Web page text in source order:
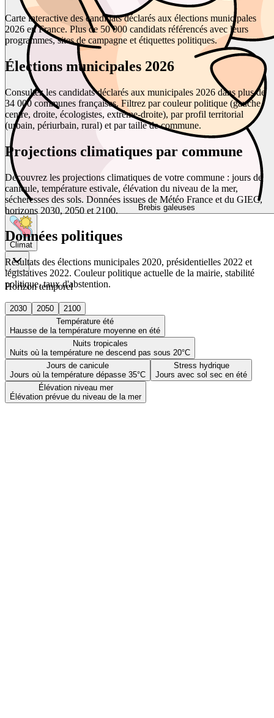
Brebis galeuses
Climat
Horizon temporel
2030 2050
2100
Température été
Hausse de la température moyenne en été
Nuits tropicales
Nuits où la température ne descend pas sous 20°C
Jours de canicule
Jours où la température dépasse 35°C
Stress hydrique
Jours avec sol sec en été
Élévation niveau mer
Élévation prévue du niveau de la mer
Carte interactive des candidats déclarés aux élections municipales
2026 en France. Plus de 50 000 candidats référencés avec leurs
programmes, sites de campagne et étiquettes politiques.
Élections municipales 2026
Consultez les candidats déclarés aux municipales 2026 dans plus de
34 000 communes françaises. Filtrez par couleur politique (gauche,
centre, droite, écologistes, extrême-droite), par profil territorial
(urbain, périurbain, rural) et par taille de commune.
Projections climatiques par commune
Découvrez les projections climatiques de votre commune : jours de
canicule, température estivale, élévation du niveau de la mer,
sécheresses des sols. Données issues de Météo France et du GIEC,
horizons 2030, 2050 et 2100.
Données politiques
Résultats des élections municipales 2020, présidentielles 2022 et
législatives 2022. Couleur politique actuelle de la mairie, stabilité
politique, taux d'abstention.